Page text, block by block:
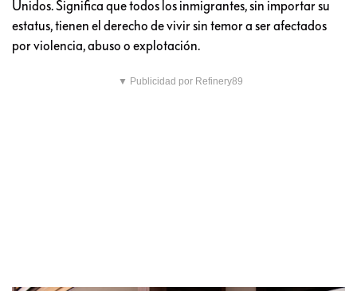
Unidos. Significa que todos los inmigrantes, sin importar su
estatus, tienen el derecho de vivir sin temor a ser afectados
por violencia, abuso o explotación.
▼ Publicidad por Refinery89